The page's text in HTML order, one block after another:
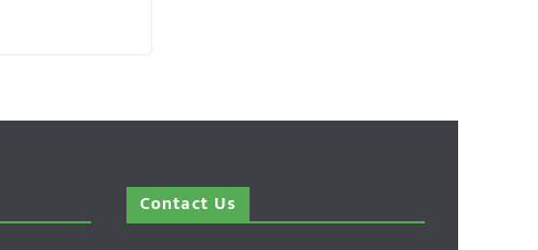
Contact Us